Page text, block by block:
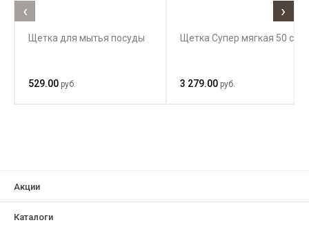
Щетка для мытья посуды
529.00 руб.
Щетка Супер мягкая 50 см
3 279.00 руб.
‹ ›
Акции
Каталоги